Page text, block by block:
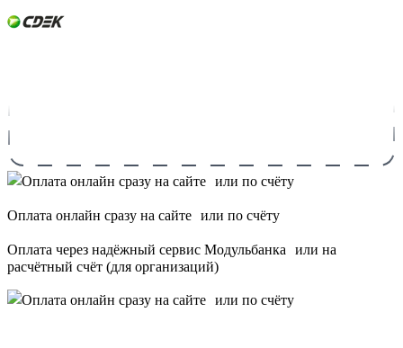
Оплата онлайн сразу на сайте или по счёту
Оплата через надёжный сервис Модульбанка или на
расчётный счёт (для организаций)